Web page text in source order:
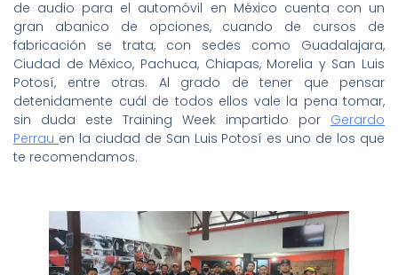
de audio para el automóvil en México cuenta con un
gran abanico de opciones, cuando de cursos de
fabricación se trata, con sedes como Guadalajara,
Ciudad de México, Pachuca, Chiapas, Morelia y San Luis
Potosí, entre otras. Al grado de tener que pensar
detenidamente cuál de todos ellos vale la pena tomar,
sin duda este Training Week impartido por Gerardo
Perrau en la ciudad de San Luis Potosí es uno de los que
te recomendamos.